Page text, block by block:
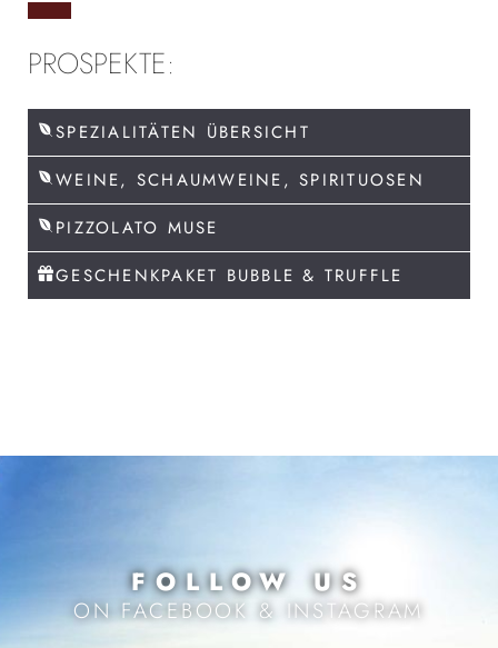
PROSPEKTE:
SPEZIALITÄTEN ÜBERSICHT
WEINE, SCHAUMWEINE, SPIRITUOSEN
PIZZOLATO MUSE
GESCHENKPAKET BUBBLE & TRUFFLE
FOLLOW US
ON FACEBOOK & INSTAGRAM